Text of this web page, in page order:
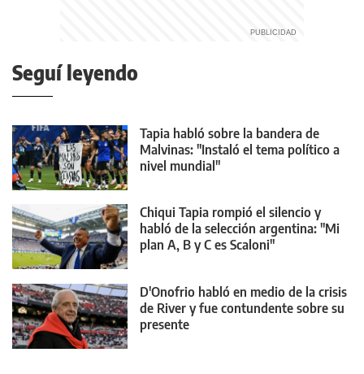
Seguí leyendo
Tapia habló sobre la bandera de
Malvinas: "Instaló el tema político a
nivel mundial"
Chiqui Tapia rompió el silencio y
habló de la selección argentina: "Mi
plan A, B y C es Scaloni"
D'Onofrio habló en medio de la crisis
de River y fue contundente sobre su
presente